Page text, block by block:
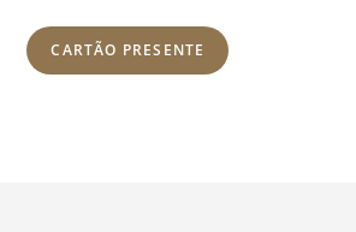
CARTÃO PRESENTE